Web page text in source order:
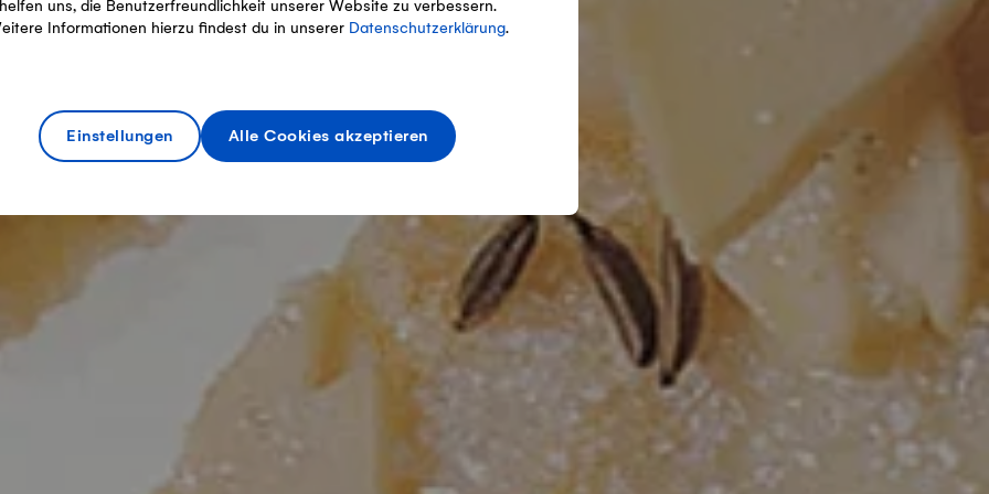
uns, die Benutzerfreundlichkeit unserer Website zu verbessern.
Informationen hierzu findest du in unserer Datenschutzerklärung.
Einstellungen Alle Cookies akzeptieren